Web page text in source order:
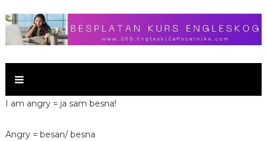
I am angry = ja sam besna!
Angry = besan/ besna